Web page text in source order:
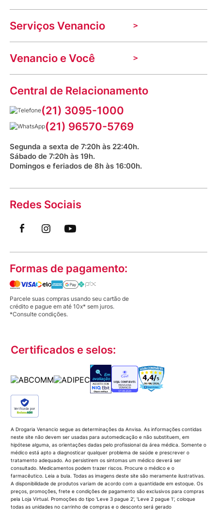
A Venancio
Trabalhe Conosco
Nossas lojas
Indique seu imóvel
Aniversário Venancio 2025
Serviços Venancio
Troca e devolução
Mecânica de promoções
Dúvidas frequentes
Prazos e entregas
Bioimpedância Gratuita
Venancio e Você
VClube - Programa de fidelidade
Fale com o farmacêutico
Fale conosco
Saúde na praça
Central de Relacionamento
(21) 3095-1000
(21) 96570-5769
Segunda a sexta de 7:20h às 22:40h.
Sábado de 7:20h às 19h.
Domingos e feriados de 8h às 16:00h.
Redes Sociais
Formas de pagamento:
Parcele suas compras usando seu cartão de
crédito e pague em até 10x* sem juros.
*Consulte condições.
Certificados e selos:
Verificada por
A Drogaria Venancio segue as determinações da Anvisa. As informações contidas
neste site não devem ser usadas para automedicação e não substituem, em
hipótese alguma, as orientações dadas pelo profissional da área médica. Somente o
médico está apto a diagnosticar qualquer problema de saúde e prescrever o
tratamento adequado. Ao persistirem os sintomas um médico deverá ser
consultado. Medicamentos podem trazer riscos. Procure o médico e o
farmacêutico. Leia a bula. Todas as imagens deste site são meramente ilustrativas.
A disponibilidade de produtos variam de acordo com a quantidade em estoque. Os
preços, promoções, frete e condições de pagamento são exclusivos para compras
pela Loja Virtual. Promoções do tipo 'Leve 3 pague 2', 'Leve 2 pague 1', coloque
todas as unidades no carrinho de compras e o desconto será gerado